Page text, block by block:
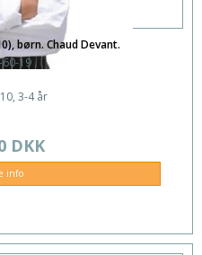
børn. Chaud Devant.
60-19
3-4 år
DKK
info